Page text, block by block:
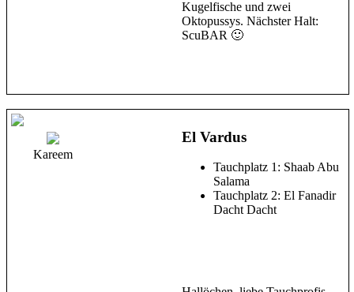
Kugelfische und zwei
Oktopussys. Nächster Halt:
ScuBAR 🙂
Kareem
El Vardus
Tauchplatz 1: Shaab Abu
Salama
Tauchplatz 2: El Fanadir
Dacht Dacht